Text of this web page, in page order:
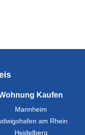
Kaufen
Mannheim
am Rhein
Heidelberg